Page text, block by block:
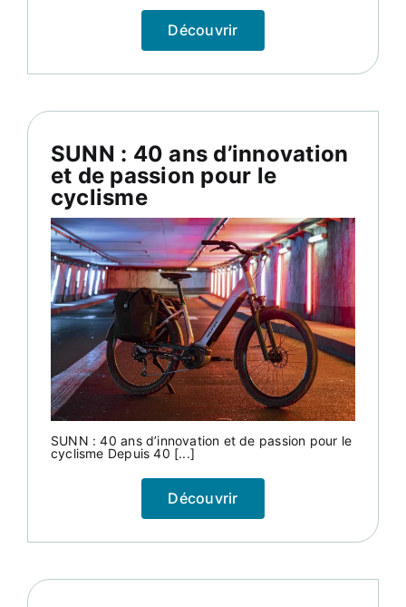
Découvrir
SUNN : 40 ans d’innovation
et de passion pour le
cyclisme
SUNN : 40 ans d’innovation et de passion pour le
cyclisme Depuis 40 [...]
Découvrir